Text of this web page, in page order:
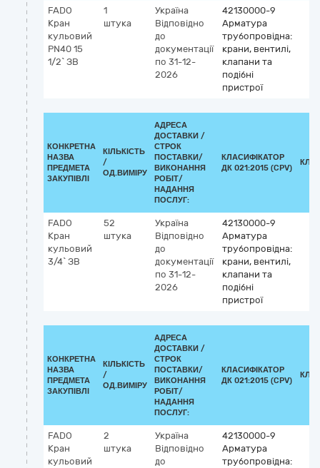
FADO
Кран
кульовий
PN40 15
1/2` ЗВ
1
штука
Україна
Відповідно
до
документації
по 31-12-
2026
42130000-9
Арматура
трубопровідна:
крани, вентилі,
клапани та
подібні
пристрої
КОНКРЕТНА
НАЗВА
ПРЕДМЕТА
ЗАКУПІВЛІ
КІЛЬКІСТЬ
/
ОД.ВИМІРУ
АДРЕСА
ДОСТАВКИ /
СТРОК
ПОСТАВКИ/
ВИКОНАННЯ
РОБІТ/
НАДАННЯ
ПОСЛУГ:
КЛАСИФІКАТОР
ДК 021:2015 (CPV)
FADO
Кран
кульовий
3/4` ЗВ
52
штука
Україна
Відповідно
до
документації
по 31-12-
2026
42130000-9
Арматура
трубопровідна:
крани, вентилі,
клапани та
подібні
пристрої
КОНКРЕТНА
НАЗВА
ПРЕДМЕТА
ЗАКУПІВЛІ
КІЛЬКІСТЬ
/
ОД.ВИМІРУ
АДРЕСА
ДОСТАВКИ /
СТРОК
ПОСТАВКИ/
ВИКОНАННЯ
РОБІТ/
НАДАННЯ
ПОСЛУГ:
КЛАСИФІКАТОР
ДК 021:2015 (CPV)
FADO
Кран
кульовий
2
штука
Україна
Відповідно
до
42130000-9
Арматура
трубопровідна: